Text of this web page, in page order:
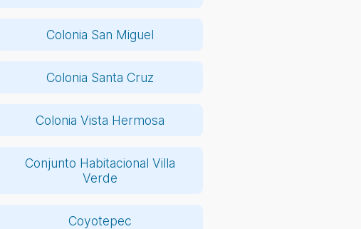
Colonia San Miguel
Colonia Santa Cruz
Colonia Vista Hermosa
Conjunto Habitacional Villa
Verde
Coyotepec